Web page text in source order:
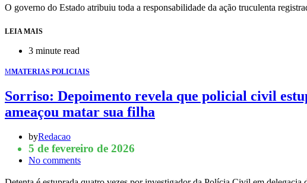
O governo do Estado atribuiu toda a responsabilidade da ação truculenta
LEIA MAIS
3 minute read
MMATERIAS POLICIAIS
Sorriso: Depoimento revela que policial civil
ameaçou matar sua filha
byRedacao
5 de fevereiro de 2026
No comments